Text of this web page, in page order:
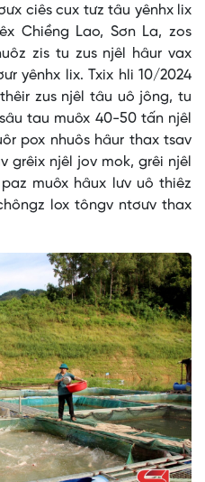
ciês cux tưz tâu yênhx lix
Chiềng Lao, Sơn La, zos
zis tu zus njêl hâur vax
yênhx lix. Txix hli 10/2024
zus njêl tâu uô jông, tu
tau muôx 40-50 tấn njêl
pox nhuôs hâur thax tsav
grêix njêl jov mok, grêi njêl
muôx hâux lưv uô thiêz
lox tôngv ntơưv thax